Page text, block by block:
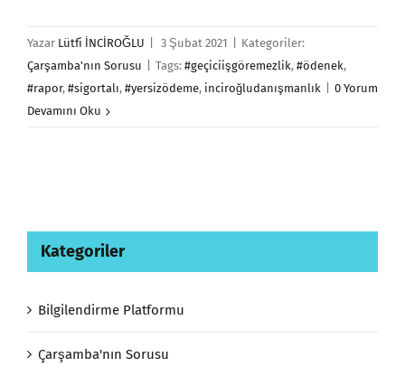
Yazar Lütfi İNCİROĞLU 3 Şubat 2021
Kategoriler:
Çarşamba'nın Sorusu
Tags: #geçiciişgöremezlik, #ödenek,
#rapor, #sigortalı, #yersizödeme, inciroğludanışmanlık
0 Yorum
Devamını Oku
Kategoriler
Bilgilendirme Platformu
Çarşamba'nın Sorusu